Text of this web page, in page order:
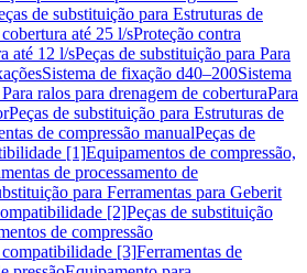
de substituição para Estruturas de
até 25 l/sProteção contra
até 12 l/sPeças de substituição para Para
Sistema de fixação d40–200Sistema
ralos para drenagem de coberturaPara
Peças de substituição para Estruturas de
de compressão manualPeças de
[1]Equipamentos de compressão,
de processamento de
para Ferramentas para Geberit
[2]Peças de substituição
de compressão
compatibilidade [3]Ferramentas de